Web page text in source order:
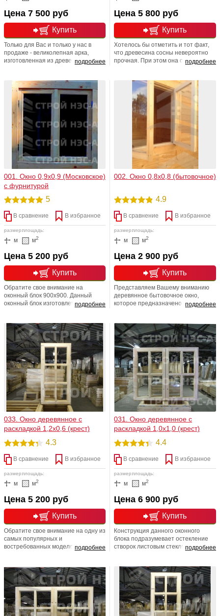
Купить
Цена 7 500 руб
подробнее
Только для Вас и только у нас в
продаже - великолепная арка,
изготовленная из древесины,
500 мм. Окна из дерева, считаются
самым лучшим вариантом. Ведь
только деревянные окна дышат,
поэтому всегда в вашем доме будет
свежий воздух. Безусловно, это
важный показатель (если вы
заботитесь о здоровье ваших
детей).
Купить
Цена 5 800 руб
подробнее
Хотелось бы отметить и тот факт,
что древесина сосны невероятно
прочная. При этом она слабо
Все эти показатели означают
только одно - окна прослужат вам
достаточно долго. Фурнитура уже в
комплектации окна
001. Окно 0,9х0,9 (Московское)
с фурнитурой
5
В сравнение В избранное
размер:
м
площадь:
м2
Купить
Цена 5 200 руб
подробнее
Обратите свое внимание на
оконный блок 900х900. Данный
оконный блок изготовлен из сосны,
Стоит отметить и существование
бактерицидных веществ, которые
выделяются в процессе
эксплуатации товара,
следовательно, очищают воздух
внутри помещения.
002. Окно 0,8х0,8 (бытовочное)
4.9
В сравнение В избранное
размер:
м
площадь:
м2
Купить
Цена 2 900 руб
подробнее
Представляем Вашему вниманию
деревянное бытовочное окно,
которое предназначено для
Одинарное остекление. Открытие
снаружи. Фурнитура в стоимость не
включена, т. е. оплачивается
дополнительно: из расчета 1 500
рублей за весь комплект.
033. Окно деревянное с
раскладкой 1,2х0,6 (крест)
4.3
В сравнение В избранное
размер:
м
площадь:
м2
Купить
Цена 5 200 руб
подробнее
Обратите свое внимание на одну из
самых популярных и
востребованных моделей
свинчены и открываются
одновременно),с крестовым
переплетом. Монтажный проем,
(мм): 1200*600, Размер изделия,
(мм): 1160*570, Толщина коробки,
(мм): 90. Фурнитура в комплекте.
031. Окно деревянное с
раскладкой 1,0х1,0 (крест)
4.4
В сравнение В избранное
размер:
м
площадь:
м2
Купить
Цена 6 900 руб
подробнее
Конструкция данного оконного
блока подразумевает остекление
створок листовым стеклом
установки стекол уже применяли
водостойкий силиконовый герметик.
Проем монтажный, (мм): 1000*1000,
Размер изделия, (мм): 960*970,
Толщина коробки, (мм): 90